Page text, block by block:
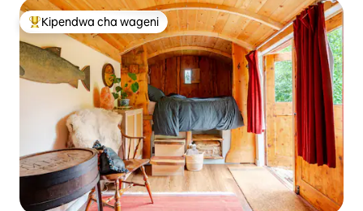
Kipendwa maarufu cha wageni
Kipendwa cha wageni